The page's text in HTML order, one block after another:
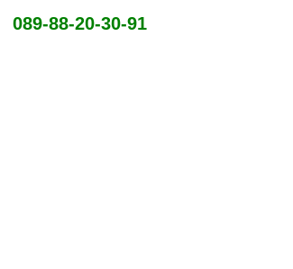
089-88-20-30-91